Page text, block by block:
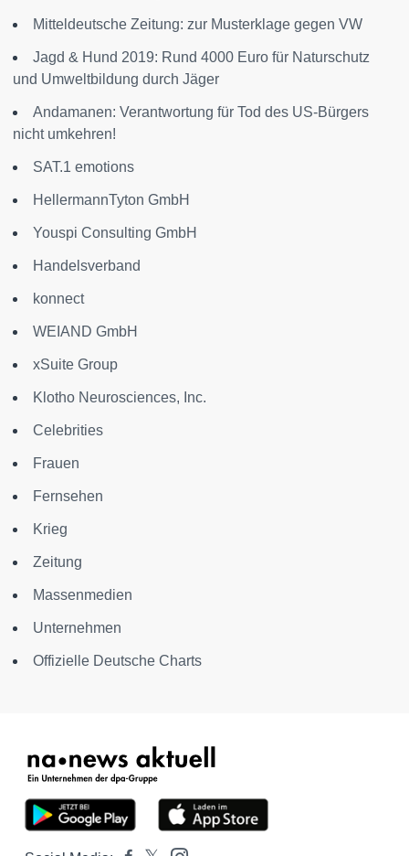
Mitteldeutsche Zeitung: zur Musterklage gegen VW
Jagd & Hund 2019: Rund 4000 Euro für Naturschutz
und Umweltbildung durch Jäger
Andamanen: Verantwortung für Tod des US-Bürgers
nicht umkehren!
SAT.1 emotions
HellermannTyton GmbH
Youspi Consulting GmbH
Handelsverband
konnect
WEIAND GmbH
xSuite Group
Klotho Neurosciences, Inc.
Celebrities
Frauen
Fernsehen
Krieg
Zeitung
Massenmedien
Unternehmen
Offizielle Deutsche Charts